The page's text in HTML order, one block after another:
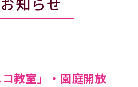
教室」・園庭開放